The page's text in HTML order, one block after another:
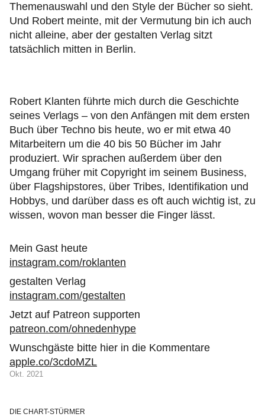
Themenauswahl und den Style der Bücher so sieht.
Und Robert meinte, mit der Vermutung bin ich auch
nicht alleine, aber der gestalten Verlag sitzt
tatsächlich mitten in Berlin.
Robert Klanten führte mich durch die Geschichte
seines Verlags – von den Anfängen mit dem ersten
Buch über Techno bis heute, wo er mit etwa 40
Mitarbeitern um die 40 bis 50 Bücher im Jahr
produziert. Wir sprachen außerdem über den
Umgang früher mit Copyright im seinem Business,
über Flagshipstores, über Tribes, Identifikation und
Hobbys, und darüber dass es oft auch wichtig ist, zu
wissen, wovon man besser die Finger lässt.
Mein Gast heute
instagram.com/roklanten
gestalten Verlag
instagram.com/gestalten
Jetzt auf Patreon supporten
patreon.com/ohnedenhype
Wunschgäste bitte hier in die Kommentare
apple.co/3cdoMZL
Okt. 2021
DIE CHART-STÜRMER